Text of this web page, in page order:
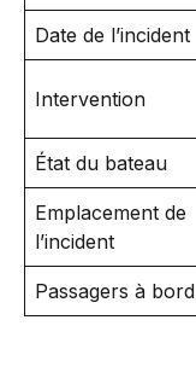
Date de l’incident
Intervention
État du bateau
Emplacement de
l’incident
Passagers à bord